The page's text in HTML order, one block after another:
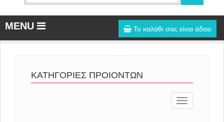
Το καλάθι σας είναι άδειο
MENU
ΚΑΤΗΓΟΡΙΕΣ ΠΡΟΙΟΝΤΩΝ
Toggle